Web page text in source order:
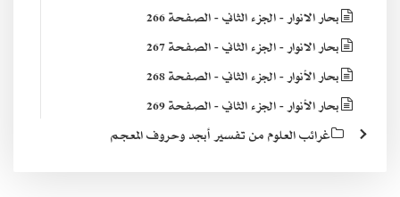
بحار الانوار - الجزء الثاني - الصفحة 266
بحار الانوار - الجزء الثاني - الصفحة 267
بحار الأنوار - الجزء الثاني - الصفحة 268
بحار الأنوار - الجزء الثاني - الصفحة 269
غرائب العلوم من تفسير أبجد وحروف المعجم